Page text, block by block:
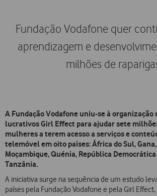
Fundação Vodafone quer
aprendizagem e
milhões de
A Fundação Vodafone uniu-se à
lucrativos Girl Effect para ajudar sete
mulheres a terem acesso a serviços e
telemóvel em oito países: África do Sul,
Moçambique, Quénia, República Democrática
Tanzânia.
A iniciativa surge na sequência de um estudo
países pela Fundação Vodafone e pela Girl